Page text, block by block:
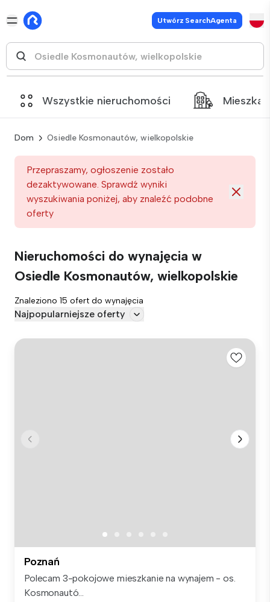
Utwórz SearchAgenta
Wszystkie nieruchomości
Dom Osiedle Kosmonautów, wielkopolskie
Przepraszamy, ogłoszenie zostało
dezaktywowane. Sprawdź wyniki
wyszukiwania poniżej, aby znaleźć podobne
oferty
Nieruchomości do wynajęcia w
Osiedle Kosmonautów, wielkopolskie
Znaleziono 15 ofert do wynajęcia
Najpopularniejsze oferty
Poznań
Polecam 3-pokojowe mieszkanie na wynajem - os.
Kosmonautó...